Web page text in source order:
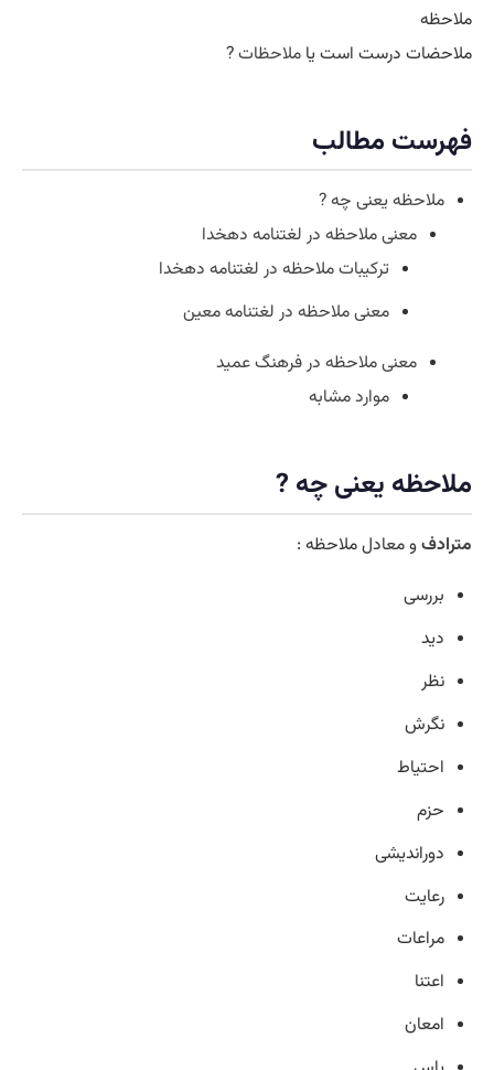
ملاحظه
ملاحضات درست است یا ملاحظات?
فهرست مطالب
ملاحظه یعنی چه ?
معنی ملاحظه در لغتنامه دهخدا
ترکیبات ملاحظه در لغتنامه دهخدا
معنی ملاحظه در لغتنامه معین
معنی ملاحظه در فرهنگ عمید
موارد مشابه
ملاحظه یعنی چه ?
مترادفو معادل ملاحظه :
بررسی
دید
نظر
نگرش
احتیاط
حزم
دوراندیشی
رعایت
مراعات
اعتنا
امعان